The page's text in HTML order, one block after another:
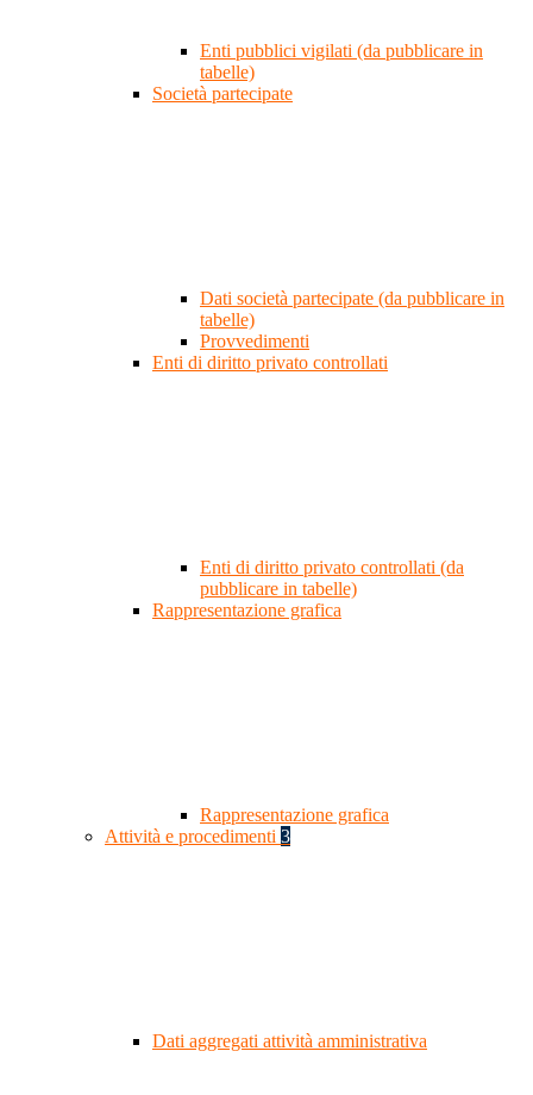
Enti pubblici vigilati (da pubblicare in
tabelle)
Società partecipate
Dati società partecipate (da pubblicare in
tabelle)
Provvedimenti
Enti di diritto privato controllati
Enti di diritto privato controllati (da
pubblicare in tabelle)
Rappresentazione grafica
Rappresentazione grafica
Attività e procedimenti 3
Dati aggregati attività amministrativa